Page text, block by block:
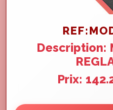
Description:
Prix: